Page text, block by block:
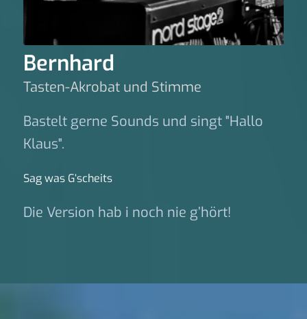
Bernhard
Tasten-Akrobat und Stimme
Bastelt gerne Sounds und singt "Hallo
Klaus".
Sag was G‘scheits
Die Version hab i noch nie g’hört!